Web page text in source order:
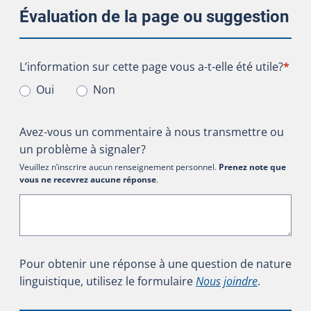
Évaluation de la page ou suggestion
L’information sur cette page vous a-t-elle été utile?
L’information sur cette page vous a-t-elle été utile?*
Oui
Non
Avez-vous un commentaire à nous transmettre ou
un problème à signaler?
Veuillez n’inscrire aucun renseignement personnel. Prenez note que
vous ne recevrez aucune réponse.
Pour obtenir une réponse à une question de nature
linguistique, utilisez le formulaireNous joindre.